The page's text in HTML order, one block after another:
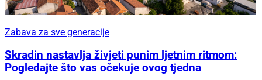
Zabava za sve generacije
Skradin nastavlja živjeti punim ljetnim ritmom:
Pogledajte što vas očekuje ovog tjedna